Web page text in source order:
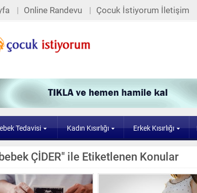
Online Randevu Çocuk İstiyorum İletişim
Tedavisi Kadın Kısırlığı Erkek Kısırlığı
ÇİDER" ile Etiketlenen Konular